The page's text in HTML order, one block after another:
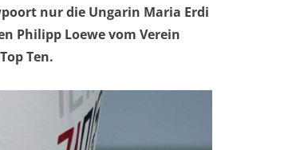
nur die Ungarin Maria Erdi
Philipp Loewe vom Verein
Ten.